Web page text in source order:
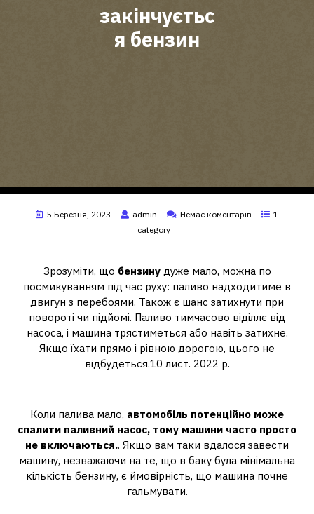
закінчуєтьс
я бензин
5 Березня, 2023 admin Немає коментарів
1
category
Зрозуміти, що бензинудуже мало, можна по
посмикуванням під час руху: паливо надходитиме в
двигун з перебоями. Також є шанс затихнути при
повороті чи підйомі. Паливо тимчасово віділлє від
насоса, і машина трястиметься або навіть затихне.
Якщо їхати прямо і рівною дорогою, цього не
відбудеться.10 лист. 2022 р.
Коли палива мало, автомобіль потенційно може
спалити паливний насос, тому машини часто просто
не включаються.. Якщо вам таки вдалося завести
машину, незважаючи на те, що в баку була мінімальна
кількість бензину, є ймовірність, що машина почне
гальмувати.